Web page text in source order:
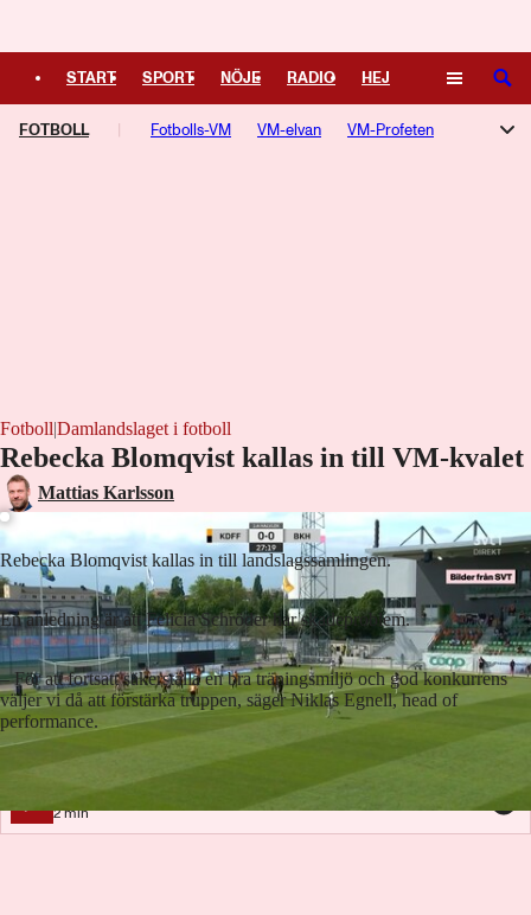
START SPORT NÖJE RADIO HEJ
PLUS TIPSA TV KULTUR LEDARE
SÖK
FOTBOLL Fotbolls-VM VM-elvan VM-Profeten
Fotboll|Damlandslaget i fotboll
Rebecka Blomqvist kallas in till VM-kvalet
Mattias Karlsson
Schröder skadad när Häcken vann
Rebecka Blomqvist kallas in till landslagssamlingen.
En anledning är att Felicia Schröder har skadeproblem.
– För att fortsatt säkerställa en bra träningsmiljö och god konkurrens
väljer vi då att förstärka truppen, säger Niklas Egnell, head of
performance.
Lyssna på artikeln
2 min